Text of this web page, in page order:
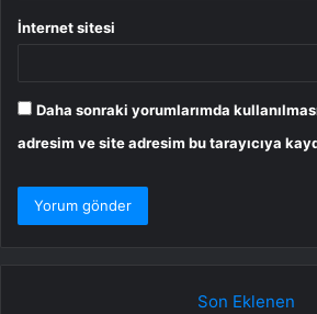
İnternet sitesi
Daha sonraki yorumlarımda
adresim ve site adresim bu tarayıcıya
Son Eklenen